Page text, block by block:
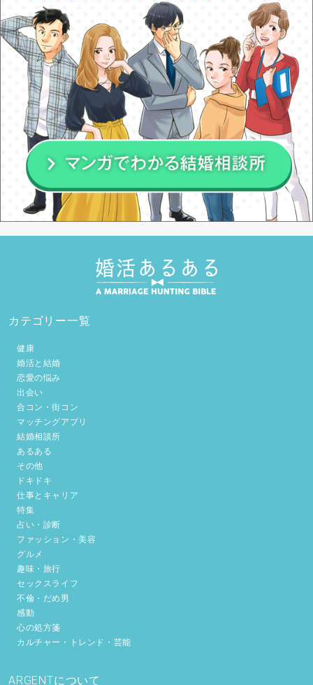
カテゴリー一覧
健康
婚活と結婚
恋愛の悩み
出会い
合コン・街コン
マッチングアプリ
結婚相談所
あるある
その他
ドキドキ
仕事とキャリア
特集
占い・診断
ファッション・美容
グルメ
趣味・旅行
セックスライフ
不倫・だめ男
感動
心の処方箋
カルチャー・トレンド・芸能
ARGENTについて